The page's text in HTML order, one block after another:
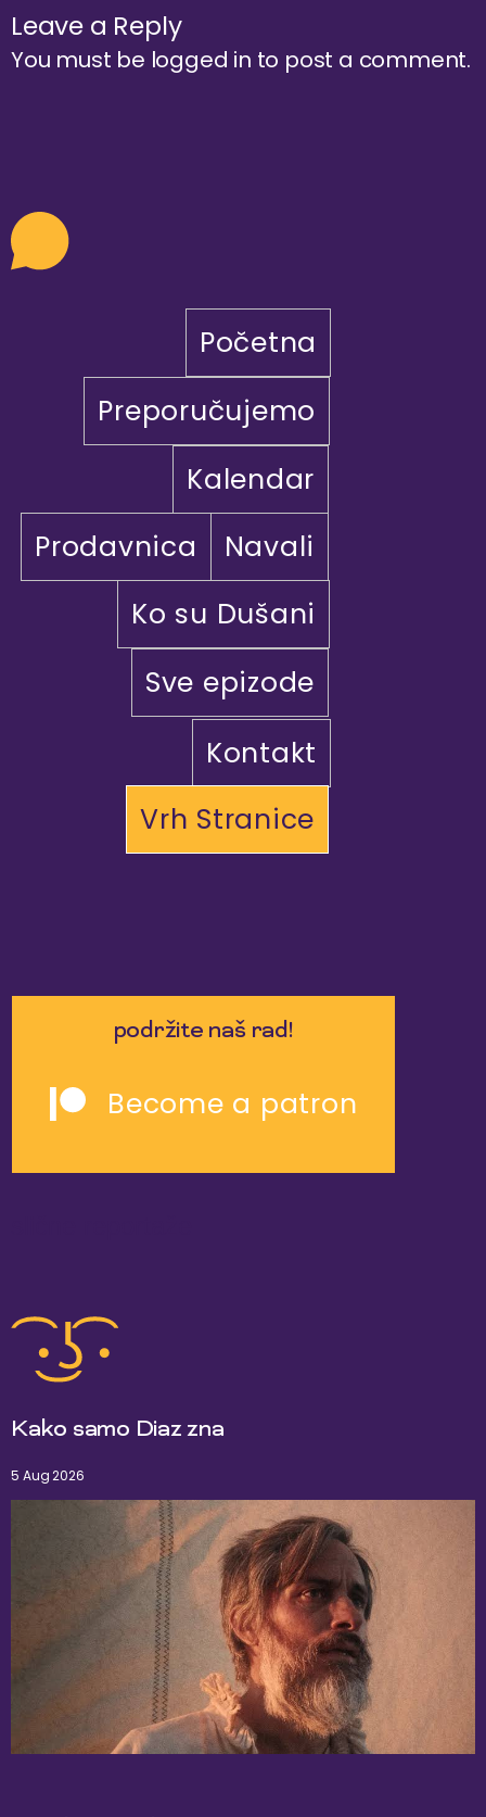
Leave a Reply
You must be logged in to post a comment.
Početna
Preporučujemo
Kalendar
Prodavnica
Navali
Ko su Dušani
Sve epizode
Kontakt
Vrh Stranice
podržite naš rad!
Become a patron
Kako samo Diaz zna
5 Aug 2026